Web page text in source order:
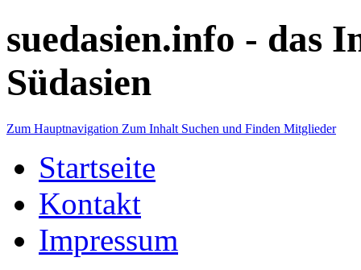
suedasien.info - das
Südasien
Zum Hauptnavigation Zum Inhalt Suchen und Finden Mitglieder
Startseite
Kontakt
Impressum